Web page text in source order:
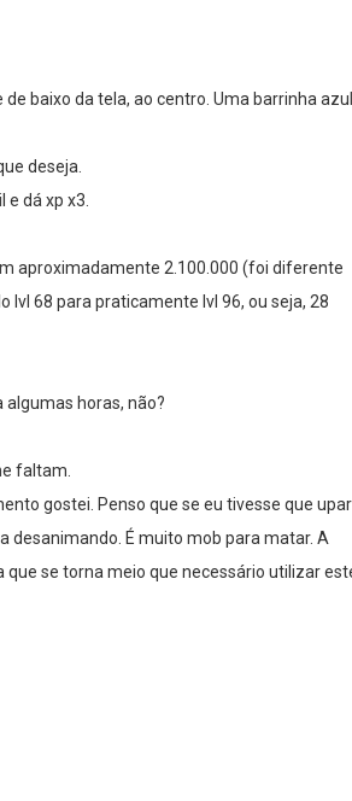
baixo da tela, ao centro. Uma barrinha azul.
deseja.
dá xp x3.
aproximadamente 2.100.000 (foi diferente
lvl 68 para praticamente lvl 96, ou seja, 28
algumas horas, não?
faltam.
gostei. Penso que se eu tivesse que upar
desanimando. É muito mob para matar. A
se torna meio que necessário utilizar